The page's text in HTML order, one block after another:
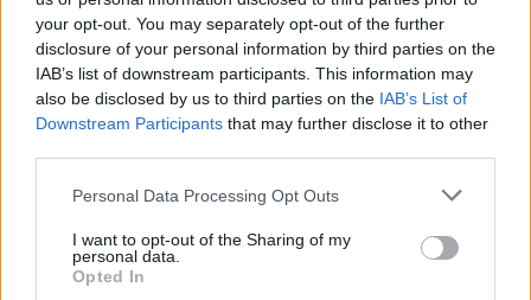
your opt-out. You may separately opt-out of the further
disclosure of your personal information by third parties on the
IAB’s list of downstream participants. This information may
also be disclosed by us to third parties on the IAB’s List of
Downstream Participants that may further disclose it to other
Please note that this website/app uses one or more Google
not limited to your visit or usage behaviour. You may click to
grant or deny consent to Google and its third-party tags to
use your data for below specified purposes in below Google
Personal Data Processing Opt Outs
I want to opt-out of the Sharing of my
personal data.
Opted In
Trans Nzoia, στην Κένυα.